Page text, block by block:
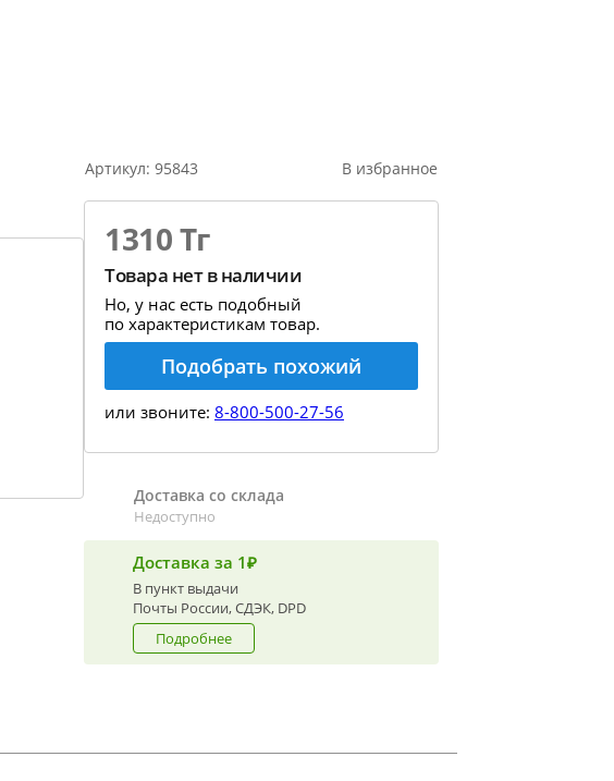
В избранное
Артикул: 95843
1310 Тг
Товара нет в наличии
Но, у нас есть подобный
по характеристикам товар.
Подобрать похожий
или звоните: 8-800-500-27-56
Доставка со склада
Недоступно
Доставка за 1₽
В пункт выдачи
Почты России, СДЭК, DPD
Подробнее